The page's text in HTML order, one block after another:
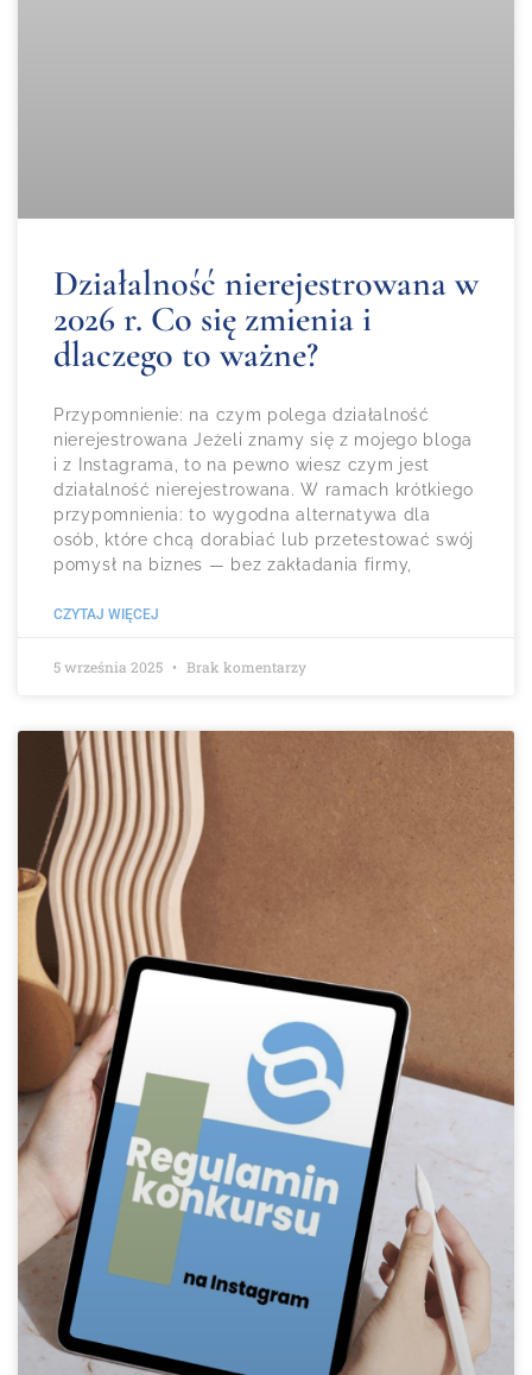
Działalność nierejestrowana w
2026 r. Co się zmienia i
dlaczego to ważne?
Przypomnienie: na czym polega działalność
nierejestrowana Jeżeli znamy się z mojego bloga
i z Instagrama, to na pewno wiesz czym jest
działalność nierejestrowana. W ramach krótkiego
przypomnienia: to wygodna alternatywa dla
osób, które chcą dorabiać lub przetestować swój
pomysł na biznes — bez zakładania firmy,
CZYTAJ WIĘCEJ
5 września 2025 Brak komentarzy